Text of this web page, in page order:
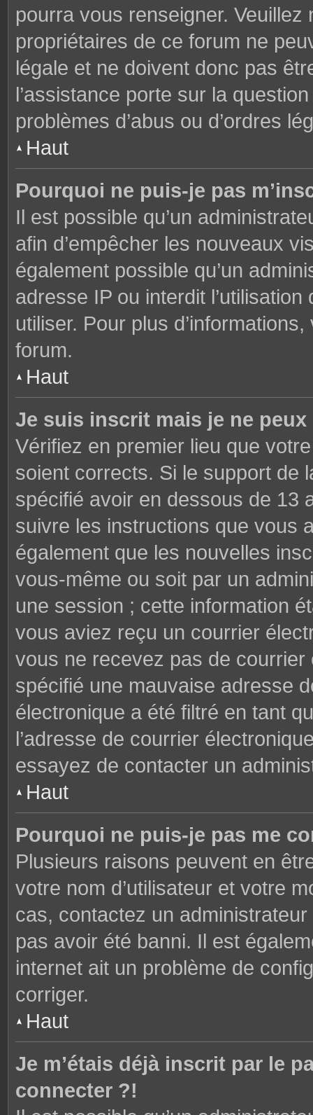
pourra vous renseigner.
propriétaires de ce forum ne
légale et ne doivent donc pas
l’assistance porte sur la
problèmes d’abus ou d’ordres
Haut
Pourquoi ne puis-je pas
Il est possible qu’un
afin d’empêcher les nouveaux
également possible qu’un
adresse IP ou interdit
utiliser. Pour plus
forum.
Haut
Je suis inscrit mais je ne
Vérifiez en premier lieu que
soient corrects. Si le support de
spécifié avoir en dessous de 13
suivre les instructions que vous
également que les nouvelles
vous-même ou soit par un
une session ; cette information
vous aviez reçu un courrier
vous ne recevez pas de
spécifié une mauvaise adresse
électronique a été filtré en tant
l’adresse de courrier
essayez de contacter un
Haut
Pourquoi ne puis-je pas me
Plusieurs raisons peuvent en
votre nom d’utilisateur et votre
cas, contactez un
pas avoir été banni. Il est
internet ait un problème de
corriger.
Haut
Je m’étais déjà inscrit par le
connecter ?!